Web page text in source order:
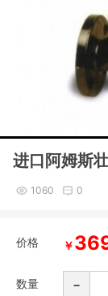
进口阿姆斯
1060 0
价格 ￥
数量 -